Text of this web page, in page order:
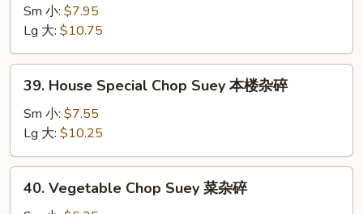
Chop
Suey
牛
杂
Sm 小: $7.95
Lg 大: $10.75
House
Special
Chop
Suey
本
39. House Special Chop Suey 本楼杂碎
Sm 小: $7.55
Lg 大: $10.25
Vegetable
40. Vegetable Chop Suey 菜杂碎